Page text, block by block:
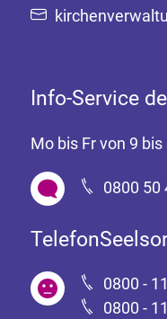
Info-Service
Mo bis Fr von 9
0800 50
0800 -
0800 -